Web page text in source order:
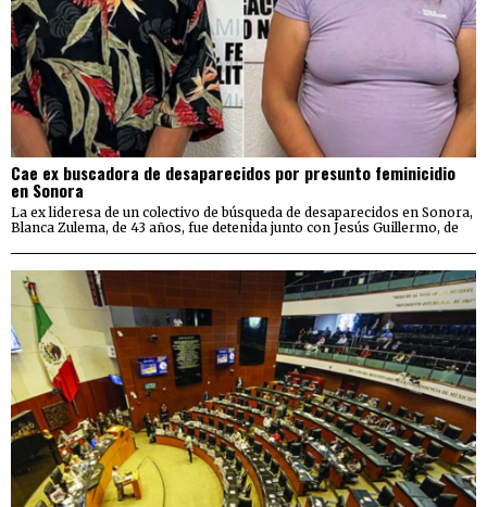
Cae ex buscadora de desaparecidos por presunto feminicidio
en Sonora
La ex lideresa de un colectivo de búsqueda de desaparecidos en Sonora,
Blanca Zulema, de 43 años, fue detenida junto con Jesús Guillermo, de